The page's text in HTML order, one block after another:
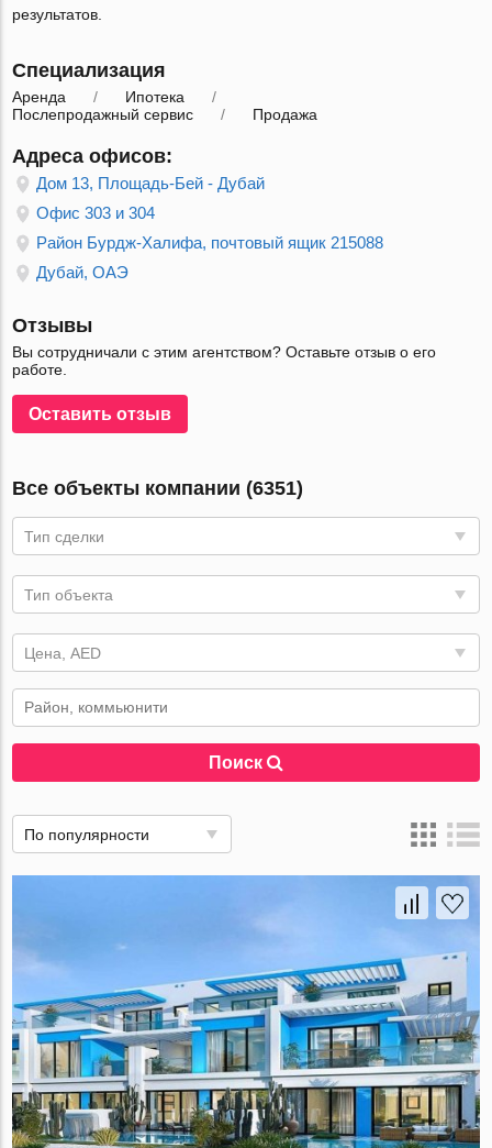
результатов.
Специализация
Аренда
Ипотека
Послепродажный сервис
Продажа
Адреса офисов:
Дом 13, Площадь-Бей - Дубай
Офис 303 и 304
Район Бурдж-Халифа, почтовый ящик 215088
Дубай, ОАЭ
Отзывы
Вы сотрудничали с этим агентством? Оставьте отзыв о его
работе.
Оставить отзыв
Все объекты компании (6351)
Тип сделки
Тип объекта
Цена, AED
Поиск
По популярности